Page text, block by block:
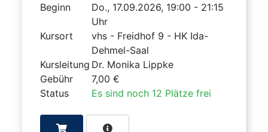
Beginn
Do., 17.09.2026, 19:00 - 21:15
Uhr
Kursort
vhs - Freidhof 9 - HK Ida-
Dehmel-Saal
Kursleitung Dr. Monika Lippke
Gebühr
7,00 €
Status
Es sind noch 12 Plätze frei